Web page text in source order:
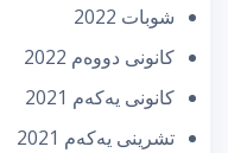
شوبات 2022
كانونی دووه‌م 2022
كانونی یه‌كه‌م 2021
تشرینی یه‌كه‌م 2021